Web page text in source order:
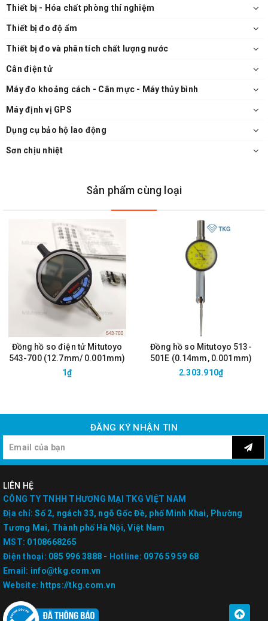
Thiết bị - Hóa chất phòng thí nghiệm
Thiết bị đo độ ẩm
Thiết bị đo và phân tích chất lượng nước
Cân điện tử
Máy đo khoảng cách - Cân mực - Máy thủy bình
Máy định vị GPS
Dụng cụ bảo hộ lao động
Sơn chịu nhiệt
Sản phẩm cùng loại
Đồng hồ so điện tử Mitutoyo
543-700 (12.7mm/ 0.001mm)
1₫
Đồng hồ so Mitutoyo 513-
501E (0.14mm, 0.001mm)
2.303.910₫
ĐĂNG KÝ NHẬN TIN
LIÊN HỆ
CÔNG TY TNHH THƯƠNG MẠI TKG VIỆT NAM
Địa chỉ: Số 2, ngách 33, ngõ Gốc Đề, phố Minh Khai, Phường
Tương Mai, Thành phố Hà Nội, Việt Nam
MST: 0108668265
Điện thoại: 085 996 3888 - Hotline: 0976 59 59 68
Email: info@tkg.com.vn
Website: https://tkg.com.vn